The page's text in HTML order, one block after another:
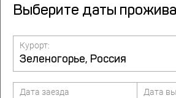
Выберите даты
Курорт:
Дата заезда Дата